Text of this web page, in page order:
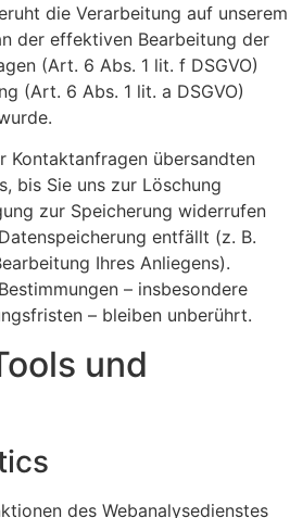
die Verarbeitung auf unserem
der effektiven Bearbeitung der
(Art. 6 Abs. 1 lit. f DSGVO)
(Art. 6 Abs. 1 lit. a DSGVO)
Kontaktanfragen übersandten
bis Sie uns zur Löschung
zur Speicherung widerrufen
entfällt (z. B.
Ihres Anliegens).
– insbesondere
– bleiben unberührt.
und
des Webanalysedienstes